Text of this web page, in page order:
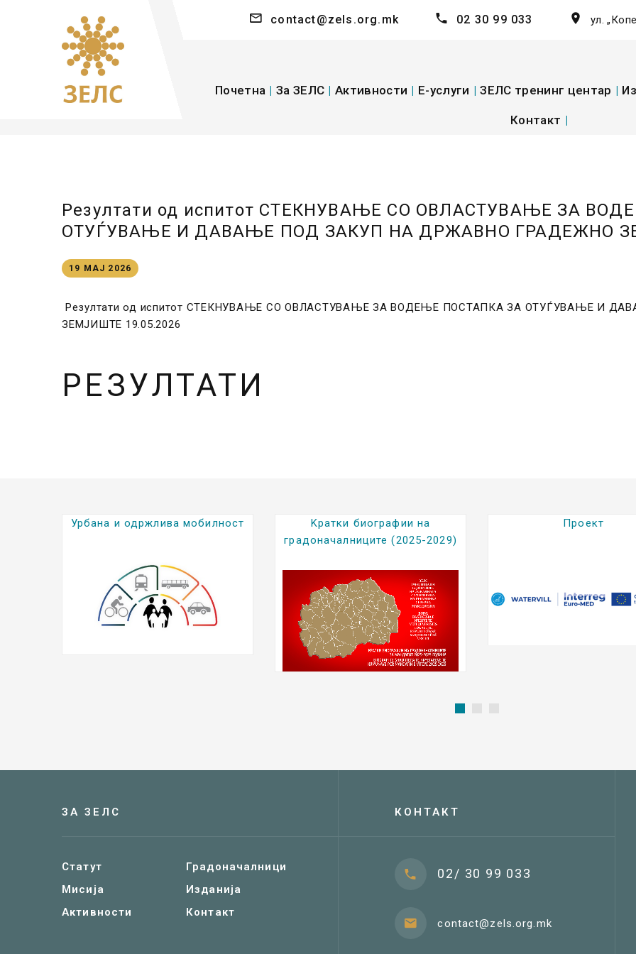
contact@zels.org.mk 02 30 99 033 ул.
Почетна | За ЗЕЛС | Активности | E-услуги | ЗЕЛС тренинг центар |
Контакт |
Резултати од испитот СТЕКНУВАЊЕ СО ОВЛАСТУВАЊЕ ЗА
ОТУЃУВАЊЕ И ДАВАЊЕ ПОД ЗАКУП НА ДРЖАВНО ГРАДЕЖНО
19 МАЈ 2026
Резултати од испитот СТЕКНУВАЊЕ СО ОВЛАСТУВАЊЕ ЗА ВОДЕЊЕ ПОСТАПКА ЗА ОТУЃУВАЊЕ И
ЗЕМЈИШТЕ 19.05.2026
РЕЗУЛТАТИ
Kратки биографии на
Проект Градежно
ЗА ЗЕЛС
Статут
Мисија
Активности
Градоначалници
Изданија
Контакт
КОНТАКТ
02/ 30 99 033
contact@zels.org.mk